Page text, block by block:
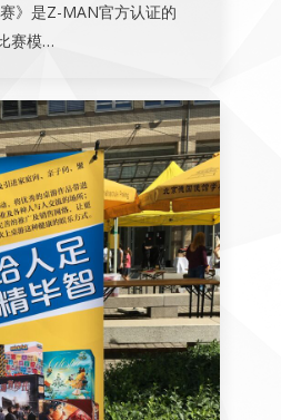
》是Z-MAN官方认证的
赛模…